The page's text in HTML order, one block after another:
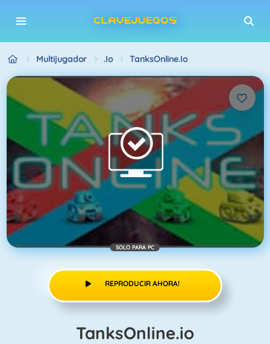
Multijugador .io TanksOnline.io
SOLO PARA PC
REPRODUCIR AHORA!
TanksOnline.io